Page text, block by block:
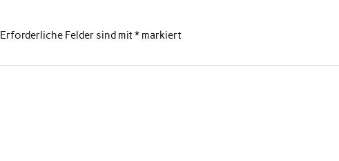
Erforderliche Felder sind mit* markiert